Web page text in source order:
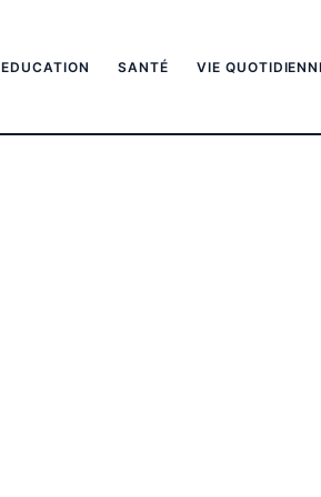
EDUCATION SANTÉ VIE